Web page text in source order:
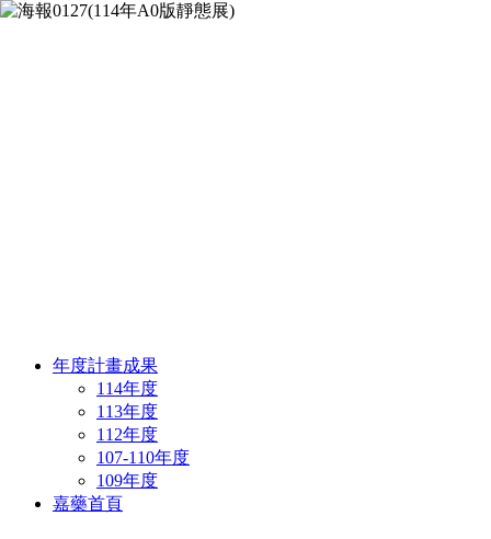
年度計畫成果
114年度
113年度
112年度
107-110年度
109年度
嘉藥首頁